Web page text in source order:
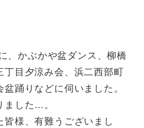
、かぶかや盆ダンス、柳橋
目夕涼み会、浜二西部町
踊りなどに伺いました。
した…。
様、有難うございまし